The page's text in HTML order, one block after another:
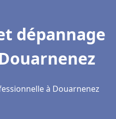
dépannage
à Douarnenez